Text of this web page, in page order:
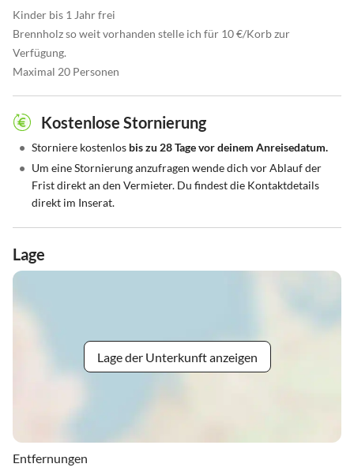
Kinder bis 1 Jahr frei
Brennholz so weit vorhanden stelle ich für 10 €/Korb zur
Verfügung.
Maximal 20 Personen
Kostenlose Stornierung
• Storniere kostenlos bis zu 28 Tage vor deinem Anreisedatum.
• Um eine Stornierung anzufragen wende dich vor Ablauf der
Frist direkt an den Vermieter. Du findest die Kontaktdetails
direkt im Inserat.
Lage
Lage der Unterkunft anzeigen
Entfernungen